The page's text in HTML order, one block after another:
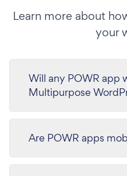
Learn more about
your
Will any POWR app
Multipurpose
Are POWR apps